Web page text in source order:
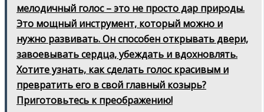
мелодичный голос – это не просто дар природы.
Это мощный инструмент, который можно и
нужно развивать. Он способен открывать двери,
завоевывать сердца, убеждать и вдохновлять.
Хотите узнать, как сделать голос красивым и
превратить его в свой главный козырь?
Приготовьтесь к преображению!